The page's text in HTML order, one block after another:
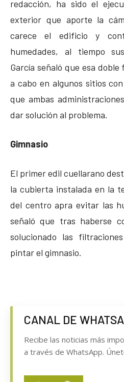
redacción, ha sido el
exterior que aporte la
carece el edificio y
humedades, al tiempo
García señaló que esa
a cabo en algunos sitios
que ambas
dar solución al problema.
Gimnasio
El primer edil cuellarano
la cubierta instalada en la
del centro apra evitar las
señaló que tras haberse
solucionado las
pintar el gimnasio.
CANAL DE
Recibe las noticias más
a través de WhatsApp.